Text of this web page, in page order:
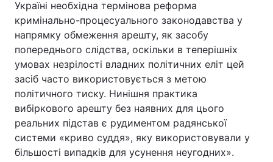
Україні необхідна термінова реформа
кримінально-процесуального законодавства у
напрямку обмеження арешту, як засобу
попереднього слідства, оскільки в теперішніх
умовах незрілості владних політичних еліт цей
засіб часто використовується з метою
політичного тиску. Нинішня практика
вибіркового арешту без наявних для цього
реальних підстав є рудиментом радянської
системи «криво суддя», яку використовували у
більшості випадків для усунення неугодних».